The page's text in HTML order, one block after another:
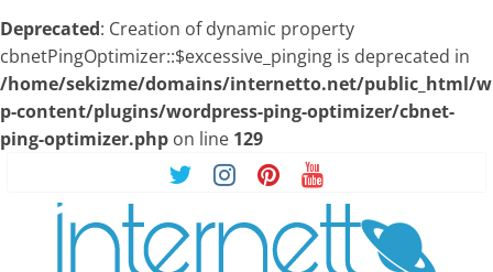
Deprecated: Creation of dynamic property
cbnetPingOptimizer::$excessive_pinging is deprecated in
/home/sekizme/domains/internetto.net/public_html/w
p-content/plugins/wordpress-ping-optimizer/cbnet-
ping-optimizer.php on line 129
content